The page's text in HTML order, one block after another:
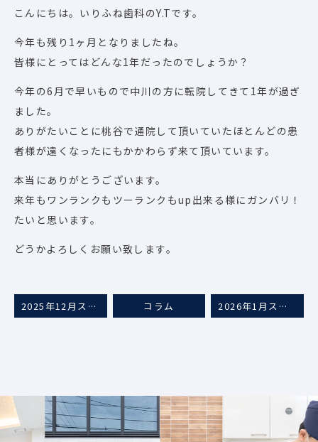
こんにちは。いりふね歯科のY.Tです。
今年も残り1ヶ月となりましたね。
皆様にとってはどんな1年だったのでしょうか？
今年の6月で早いもので中川の方に転院してきて1年が過ぎ
ました。
ありがたいことに桃谷で通院して頂いていたほとんどの患
者様が遠くなったにもかかわらず来て頂いています。
本当にありがとうございます。
来年もワンランクもツーランクもup出来る様にガンバリ！
たいと思います。
どうかよろしくお願い致します。
2025年12月スタッフブログ コラム 2026年1月スタッフブログ